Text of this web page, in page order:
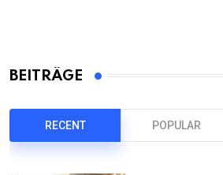
BEITRÄGE
RECENT POPULAR